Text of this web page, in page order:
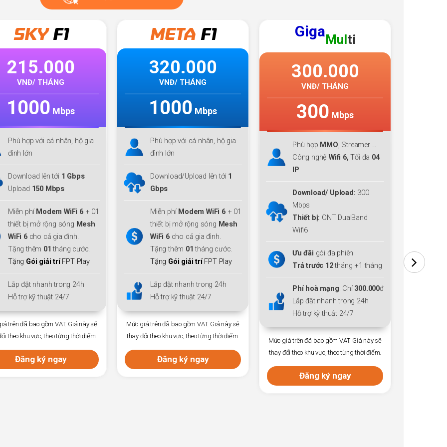
METAF1
320.000
VNĐ/ THÁNG
1000 Mbps
Phù hợp với cá nhân, hộ gia
đình lớn
Download/Upload lên tới
Gbps
Miễn phí Modem WiFi 6 + 01
thiết bị mở rộng sóng Mesh
WiFi 6 cho cả gia đình.
Tặng thêm 01tháng cước.
Tặng Gói giải tríFPT Play
Lắp đặt nhanh trong 24h
Hỗ trợ kỹ thuật 24/7
trên đã bao gồm VAT. Giá này sẽ
theo khu vực, theo từng thời điểm.
Đăng ký ngay
GigaMulti
300.000
VNĐ/ THÁNG
300Mbps
Phù hợp MMO , Streamer ...
Công nghệ
Download/ Upload:
Thiết bị:
Ưu đãigói đa phiên
Trả trước 12tháng +1 tháng
Phí hoà mạng: Chỉ 300.000
Lắp đặt nhanh trong 24h
Hỗ trợ kỹ thuật 24/7
Mức giá trên đã bao gồm VAT. Giá này sẽ
thay đổi theo khu vực, theo từng thời điểm.
GIGAF1
205.000
VNĐ/ THÁNG
300 Mbps
Phù hợp với cá nhân, hộ gia
đình lớn
Upload
300 Mbps
Miễn phí
thiết bị mở rộng sóng
Tặng thêm 01
tháng cước.
Tặng
Gói giải trí FPT Play
Lắp đặt nhanh trong 24h
Hỗ trợ kỹ thuật 24/7
thay đổi theo khu vực, theo từng thời điểm.
Đăng ký ngay